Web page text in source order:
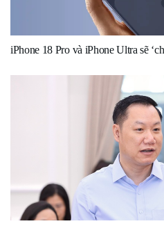
iPhone 18 Pro và iPhone Ultra sẽ